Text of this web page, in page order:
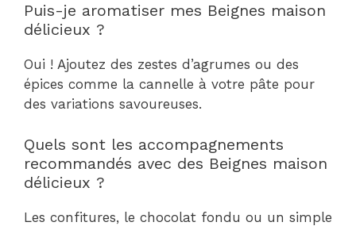
Puis-je aromatiser mes Beignes maison
délicieux ?
Oui ! Ajoutez des zestes d’agrumes ou des
épices comme la cannelle à votre pâte pour
des variations savoureuses.
Quels sont les accompagnements
recommandés avec des Beignes maison
délicieux ?
Les confitures, le chocolat fondu ou un simple